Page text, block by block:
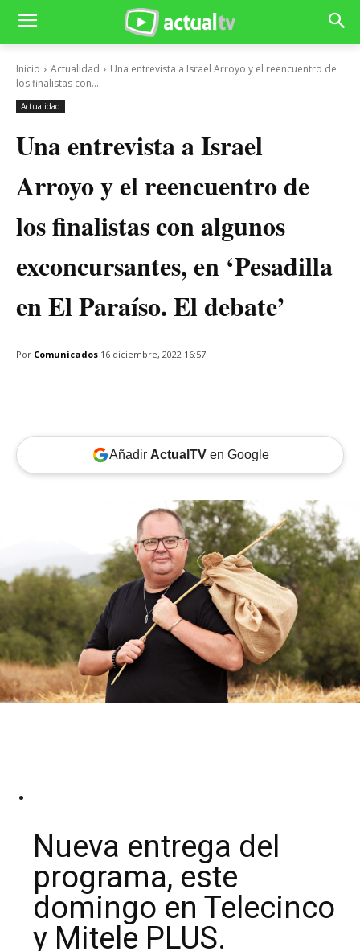
Inicio Actualidad
Una entrevista a Israel Arroyo y el reencuentro de
los finalistas con...
Actualidad
Una entrevista a Israel
Arroyo y el reencuentro de
los finalistas con algunos
exconcursantes, en ‘Pesadilla
en El Paraíso. El debate’
Por Comunicados 16 diciembre, 2022 16:57
Añadir ActualTVen Google
Nueva entrega del
programa, este
domingo en Telecinco
y Mitele PLUS.